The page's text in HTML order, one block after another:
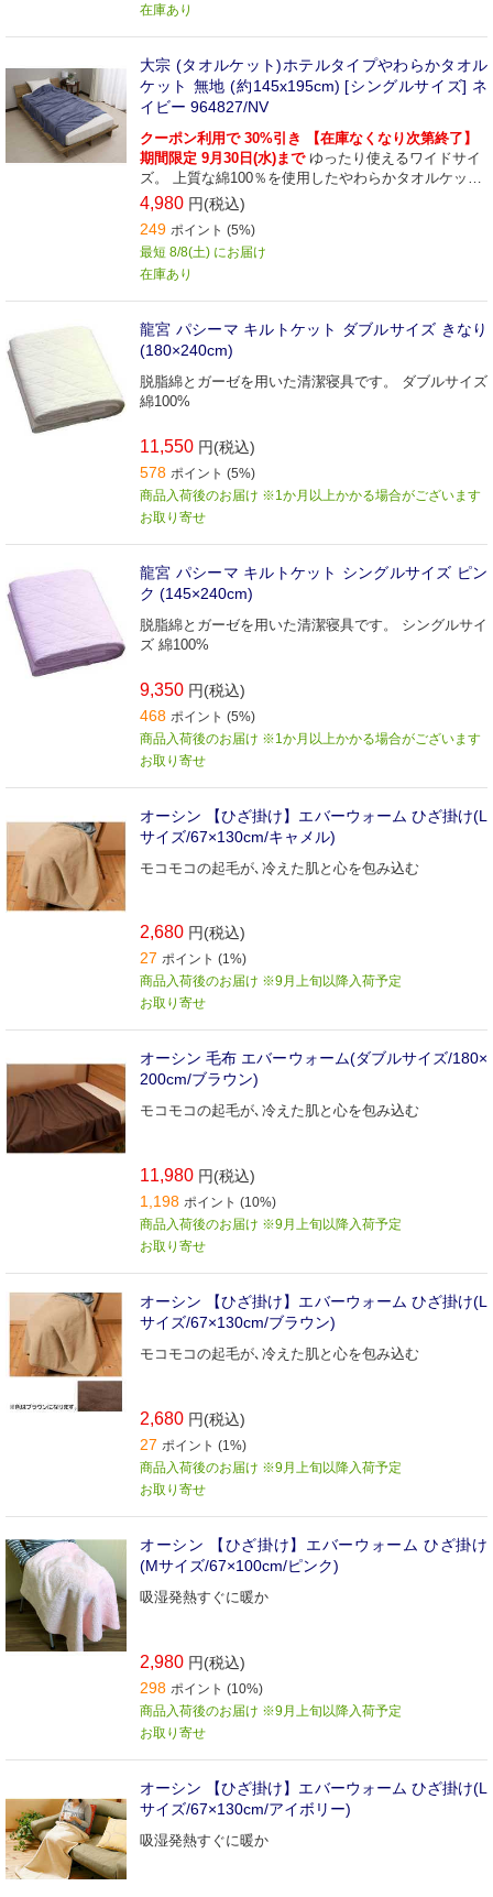
在庫あり
大宗 (タオルケット)ホテルタイプやわらかタオル
ケット 無地 (約145x195cm) [シングルサイズ] ネ
イビー 964827/NV
クーポン利用で 30%引き 【在庫なくなり次第終了】
期間限定 9月30日(水)までゆったり使えるワイドサイ
ズ。 上質な綿100％を使用したやわらかタオルケッ
ト。
4,980 円(税込)
249 ポイント (5%)
最短 8/8(土) にお届け
在庫あり
龍宮 パシーマ キルトケット ダブルサイズ きなり
(180×240cm)
脱脂綿とガーゼを用いた清潔寝具です。 ダブルサイズ
綿100%
11,550 円(税込)
578 ポイント (5%)
商品入荷後のお届け ※1か月以上かかる場合がございます
お取り寄せ
龍宮 パシーマ キルトケット シングルサイズ ピン
ク (145×240cm)
脱脂綿とガーゼを用いた清潔寝具です。 シングルサイ
ズ 綿100%
9,350 円(税込)
468 ポイント (5%)
商品入荷後のお届け ※1か月以上かかる場合がございます
お取り寄せ
オーシン 【ひざ掛け】エバーウォーム ひざ掛け(L
サイズ/67×130cm/キャメル)
モコモコの起毛が､冷えた肌と心を包み込む
2,680 円(税込)
27 ポイント (1%)
商品入荷後のお届け ※9月上旬以降入荷予定
お取り寄せ
オーシン 毛布 エバーウォーム(ダブルサイズ/180×
200cm/ブラウン)
モコモコの起毛が､冷えた肌と心を包み込む
11,980 円(税込)
1,198 ポイント (10%)
商品入荷後のお届け ※9月上旬以降入荷予定
お取り寄せ
オーシン 【ひざ掛け】エバーウォーム ひざ掛け(L
サイズ/67×130cm/ブラウン)
モコモコの起毛が､冷えた肌と心を包み込む
2,680 円(税込)
27 ポイント (1%)
商品入荷後のお届け ※9月上旬以降入荷予定
お取り寄せ
オーシン 【ひざ掛け】エバーウォーム ひざ掛け
(Mサイズ/67×100cm/ピンク)
吸湿発熱すぐに暖か
2,980 円(税込)
298 ポイント (10%)
商品入荷後のお届け ※9月上旬以降入荷予定
お取り寄せ
オーシン 【ひざ掛け】エバーウォーム ひざ掛け(L
サイズ/67×130cm/アイボリー)
吸湿発熱すぐに暖か